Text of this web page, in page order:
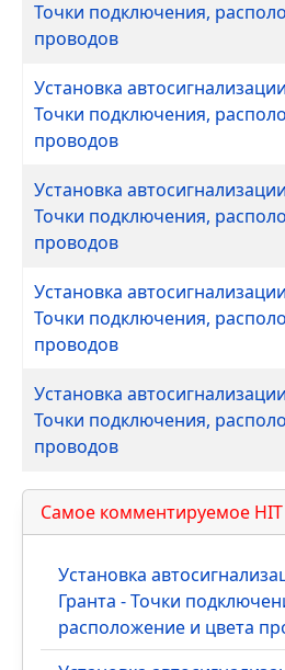
Точки подключения,
проводов
Установка
Точки подключения,
проводов
Установка
Точки подключения,
проводов
Установка
Точки подключения,
проводов
Установка
Точки подключения,
проводов
Самое комментируемое HIT
Установка
Гранта - Точки
расположение и цвета